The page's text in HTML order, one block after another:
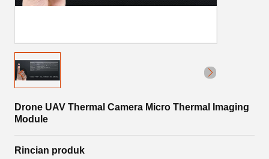
Drone UAV Thermal Camera Micro Thermal Imaging
Module
Rincian produk